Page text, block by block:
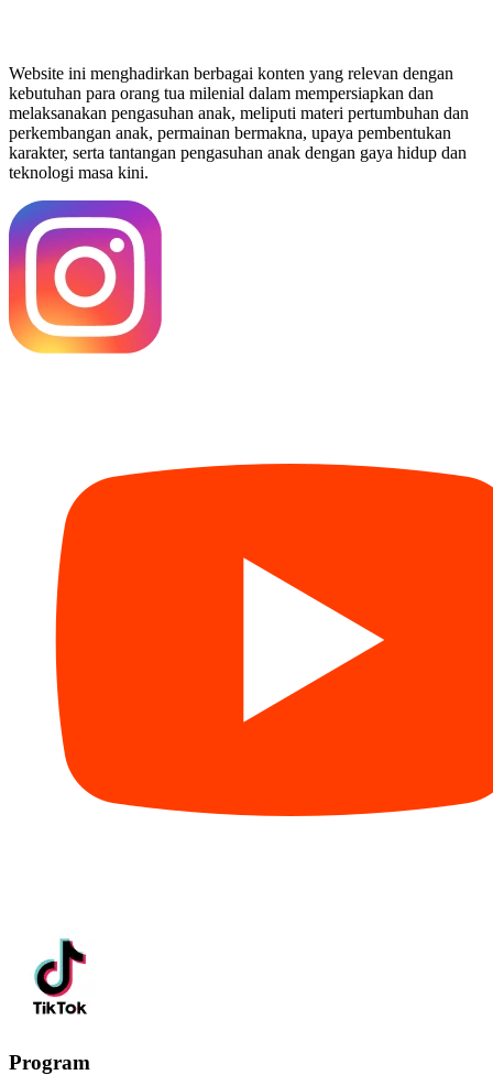
Website ini menghadirkan berbagai konten yang relevan dengan
kebutuhan para orang tua milenial dalam mempersiapkan dan
melaksanakan pengasuhan anak, meliputi materi pertumbuhan dan
perkembangan anak, permainan bermakna, upaya pembentukan
karakter, serta tantangan pengasuhan anak dengan gaya hidup dan
teknologi masa kini.
Program